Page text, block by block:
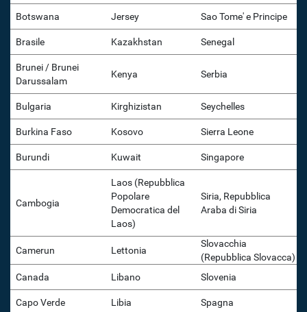
Botswana Jersey Sao Tome' e Principe
Brasile Kazakhstan Senegal
Brunei / Brunei
Darussalam
Kenya Serbia
Bulgaria Kirghizistan Seychelles
Burkina Faso Kosovo Sierra Leone
Burundi Kuwait Singapore
Cambogia
Laos (Repubblica
Popolare
Democratica del
Laos)
Siria, Repubblica
Araba di Siria
Camerun Lettonia
Slovacchia
(Repubblica Slovacca)
Canada
Libano Slovenia
Capo Verde Libia Spagna